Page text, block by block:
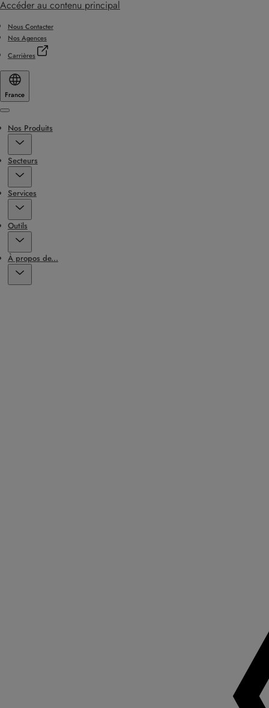
Accéder au contenu principal
Nous Contacter
Nos Agences
Carrières
France
Menu
Nos Produits
Secteurs
Services
Outils
À propos de...